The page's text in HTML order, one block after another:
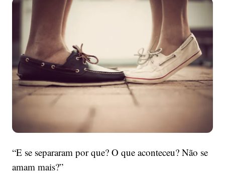
acabou
“E se separaram por que? O que aconteceu? Não se
amam mais?”